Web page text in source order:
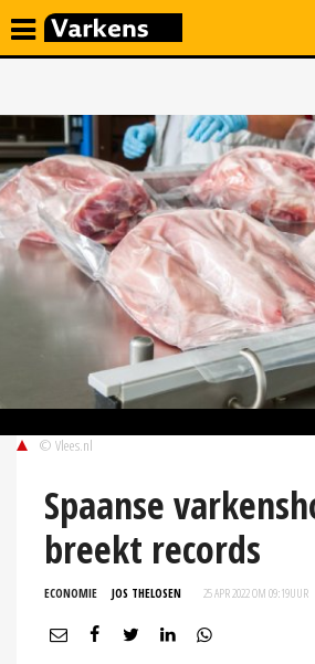
© Vlees.nl
Spaanse
breekt records
ECONOMIE JOS THELOSEN 25 APR 2022 OM 09:19UUR